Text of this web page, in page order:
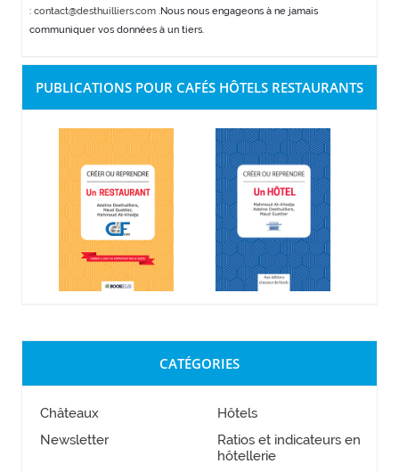
: contact@desthuilliers.com.Nous nous engageons à ne jamais
communiquer vos données à un tiers.
PUBLICATIONS POUR CAFÉS HÔTELS RESTAURANTS
CATÉGORIES
Châteaux
Hôtels
Newsletter
Ratios et indicateurs en
hôtellerie